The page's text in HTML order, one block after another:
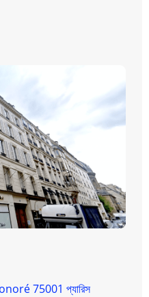
75001 প্যারিস